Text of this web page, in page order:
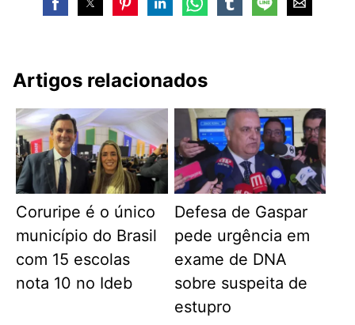
Artigos relacionados
Coruripe é o único
município do Brasil
com 15 escolas
nota 10 no Ideb
Defesa de Gaspar
pede urgência em
exame de DNA
sobre suspeita de
estupro